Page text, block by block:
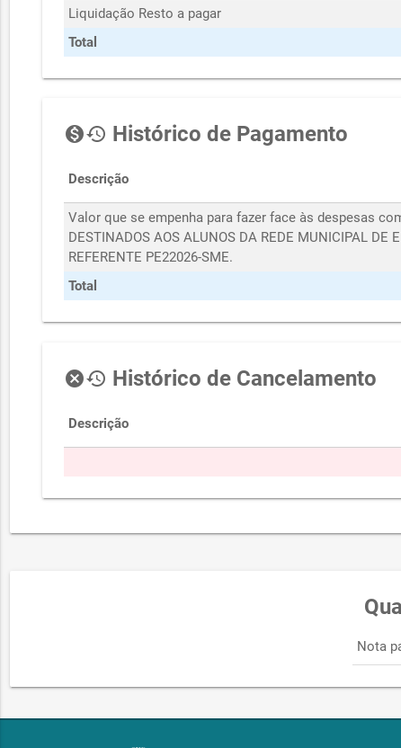
Liquidação Resto a pagar
Total
monetization_onhistory Histórico de Pagamento
Descrição
Valor que se empenha para fazer face às despesas
DESTINADOS AOS ALUNOS DA REDE MUNICIPAL DE
REFERENTE PE22026-SME.
Total
cancelhistory Histórico de Cancelamento
Descrição
Nota